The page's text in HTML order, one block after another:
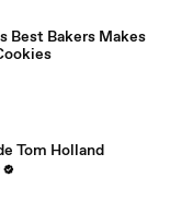
Best Bakers Makes
Tom Holland